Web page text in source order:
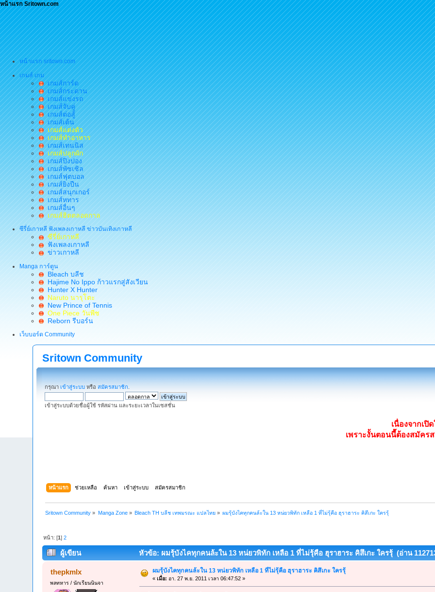
หน้าแรก Sritown.com
หน้าแรก sritown.com
เกมส์ เกม
เกมส์การ์ด
เกมส์กระดาน
เกมส์แข่งรถ
เกมส์จับคู่
เกมส์ต่อสู้
เกมส์เต้น
เกมส์แต่งตัว
เกมส์ทำอาหาร
เกมส์เทนนิส
เกมส์ปลูกผัก
เกมส์ปิงปอง
เกมส์พัซเซิล
เกมส์ฟุตบอล
เกมส์ยิงปืน
เกมส์สนุกเกอร์
เกมส์หทาร
เกมส์อื่นๆ
เกมส์ฮิตตลอดกาล
ซีรี่ย์เกาหลี ฟังเพลงเกาหลี ข่าวบันเทิงเกาหลี
ซีรี่ย์เกาหลี
ฟังเพลงเกาหลี
ข่าวเกาหลี
Manga การ์ตูน
Bleach บลีช
Hajime No Ippo ก้าวแรกสู่สังเวียน
Hunter X Hunter
Naruto นารุโตะ
New Prince of Tennis
One Piece วันพีช
Reborn รีบอร์น
เว็บบอร์ด Community
Sritown Community
กรุณา เข้าสู่ระบบ หรือสมัครสมาชิก
เข้าสู่ระบบด้วยชื่อผู้ใช้ รหัสผ่าน และระยะเวลาในเซสชั่น
เนื่องจากเปิ
เพราะงั้นตอนนี้ต้องสมัค
หน้าแรก ช่วยเหลือ ค้นหา เข้าสู่ระบบ สมัครสมาชิก
Sritown Community » Manga Zone» Bleach TH บลีช เทพมรณะ แปลไทย » ผมรุ้บังไคทุกคนล้ะใน 13 หน่ยวพิทัก เหลือ 1 ที่ไม่รุ้คือ ฮุราฮาระ คิสึเกะ ใครรุ้
หน้า: [1]2
ผู้เขียน หัวข้อ: ผมรุ้บังไคทุกคนล้ะใน 13 หน่ยวพิทัก เหลือ 1 ที่ไม่รุ้คือ ฮุราฮาระ คิสึเกะ ใครรุ้ (อ่าน
thepkmlx
พลทหาร / นักเรียนนินจา
ผมรุ้บังไคทุกคนล้ะใน 13 หน่ยวพิทัก เหลือ 1 ที่ไม่รุ้คือ ฮุราฮาระ คิสึเกะ ใครรุ้
«เมื่อ: อา. 27 พ.ย. 2011 เวลา 06:47:52 »